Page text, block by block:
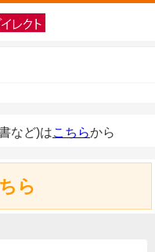
など)はこちらから
ら